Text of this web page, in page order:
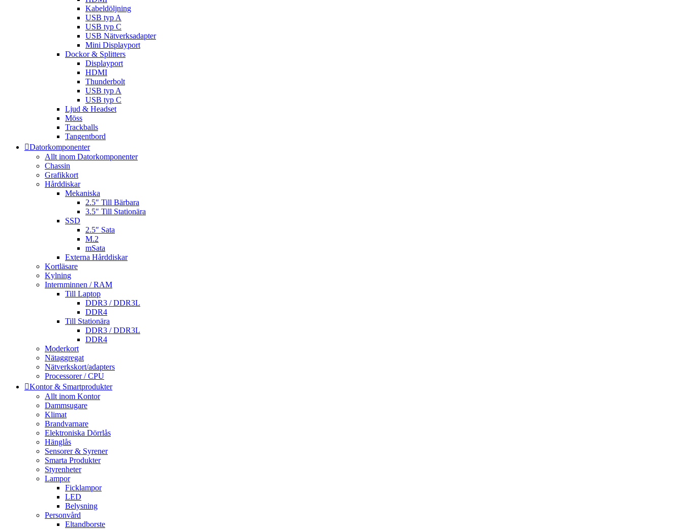
Kabeldöljning
USB typ A
USB typ C
USB Nätverksadapter
Mini Displayport
Dockor & Splitters
Displayport
HDMI
Thunderbolt
USB typ A
USB typ C
Ljud & Headset
Möss
Trackballs
Tangentbord
Datorkomponenter
Allt inom Datorkomponenter
Chassin
Grafikkort
Hårddiskar
Mekaniska
2.5″ Till Bärbara
3.5″ Till Stationära
SSD
2.5″ Sata
M.2
mSata
Externa Hårddiskar
Kortläsare
Kylning
Internminnen / RAM
Till Laptop
DDR3 / DDR3L
DDR4
Till Stationära
DDR3 / DDR3L
DDR4
Moderkort
Nätaggregat
Nätverkskort/adapters
Processorer / CPU
Kontor & Smartprodukter
Allt inom Kontor
Dammsugare
Klimat
Brandvarnare
Elektroniska Dörrlås
Hänglås
Sensorer & Syrener
Smarta Produkter
Styrenheter
Lampor
Ficklampor
LED
Belysning
Personvård
Eltandborste